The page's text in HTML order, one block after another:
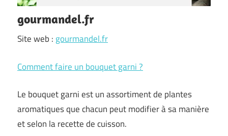
gourmandel.fr
Site web :gourmandel.fr
Comment faire un bouquet garni ?
Le bouquet garni est un assortiment de plantes
aromatiques que chacun peut modifier à sa manière
et selon la recette de cuisson.